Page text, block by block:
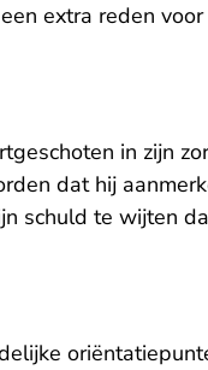
extra reden voor
in zijn
dat hij
schuld te wijten